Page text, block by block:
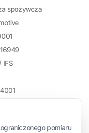
spożywcza
IFS
pomiaru